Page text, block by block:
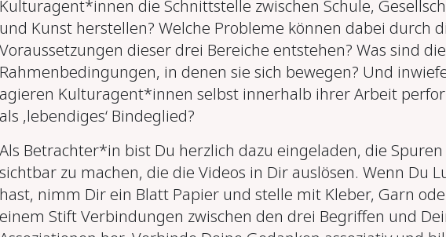
Kulturagent*innen die Schnittstelle zwischen Schule,
und Kunst herstellen? Welche Probleme können dabei durch
Voraussetzungen dieser drei Bereiche entstehen? Was sind die
Rahmenbedingungen, in denen sie sich bewegen? Und
agieren Kulturagent*innen selbst innerhalb ihrer Arbeit
als ,lebendiges‘ Bindeglied?
Als Betrachter*in bist Du herzlich dazu eingeladen, die Spuren
sichtbar zu machen, die die Videos in Dir auslösen. Wenn Du
hast, nimm Dir ein Blatt Papier und stelle mit Kleber, Garn
einem Stift Verbindungen zwischen den drei Begriffen und